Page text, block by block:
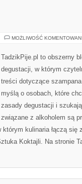
MOŻLIWOŚĆ
TadzikPije.pl to obszerny
degustacji, w którym
treści dotyczące
myślą o osobach, które
zasady degustacji i
związane z alkoholem są
kulinaria łączą się
Koktajli. Na stronie